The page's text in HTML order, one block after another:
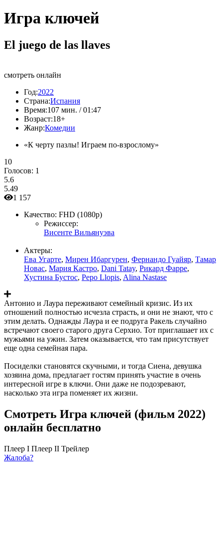
Игра ключей
El juego de las llaves
смотреть онлайн
Год:2022
Страна:Испания
Время:107 мин. / 01:47
Возраст:18+
Жанр:Комедии
«К черту пазлы! Играем по-взрослому»
10
Голосов: 1
5.6
5.49
1 157
Качество: FHD (1080p)
Режиссер:
Висенте Вильянуэва
Актеры:
Ева Угарте, Мирен Ибаргурен, Фернандо Гуайяр, Тамар
Новас, Мария Кастро, Dani Tatay, Рикард Фарре,
Хустина Бустос, Pepo Llopis, Alina Nastase
Антонио и Лаура переживают семейный кризис. Из их
отношений полностью исчезла страсть, и они не знают, что с
этим делать. Однажды Лаура и ее подруга Ракель случайно
встречают своего старого друга Серхио. Тот приглашает их с
мужьями на ужин. Затем оказывается, что там присутствует
еще одна семейная пара.
Посиделки становятся скучными, и тогда Сиена, девушка
хозяина дома, предлагает гостям принять участие в очень
интересной игре в ключи. Они даже не подозревают,
насколько эта игра поменяет их жизни.
Смотреть Игра ключей (фильм 2022)
онлайн бесплатно
Плеер I Плеер II Трейлер
Жалоба?